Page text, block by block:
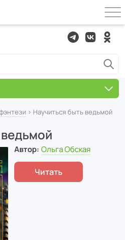
› Научиться быть ведьмой
Автор: Ольга Обская
Читать